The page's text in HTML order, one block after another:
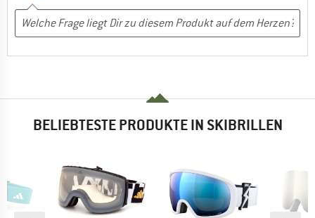
BELIEBTESTE PRODUKTE IN SKIBRILLEN